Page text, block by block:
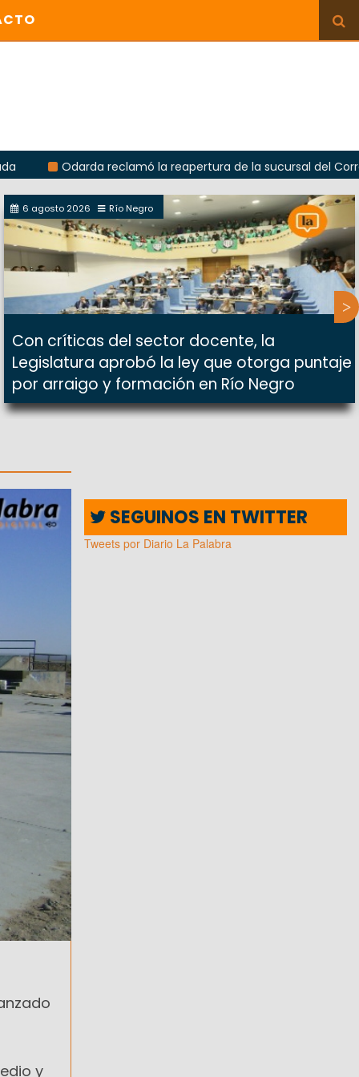
Odarda reclamó la reapertura de la sucursal del Correo
6 agosto 2026 Río Negro
Con críticas del sector docente, la
Legislatura aprobó la ley que otorga puntaje
por arraigo y formación en Río Negro
y
SEGUINOS EN TWITTER
Tweets por Diario La Palabra